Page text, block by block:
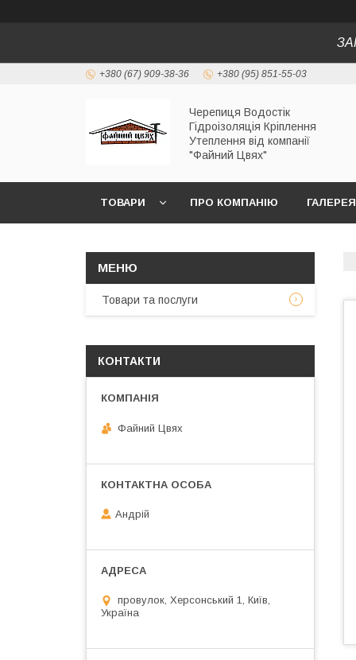
+380 (67) 909-38-36 +380 (95) 851-55-03
Черепиця Водостік
Гідроізоляція Кріплення
Утеплення від компанії
"Файний Цвях"
ТОВАРИ ПРО КОМПАНІЮ ГАЛЕРЕЯ
Товари та послуги
КОНТАКТИ
Файний Цвях
Андрій
провулок, Херсонський 1, Київ,
Україна